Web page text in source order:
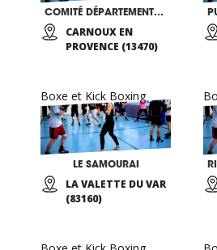
COMITÉ DÉPARTEMENTAL 13 DE BOXE FRANÇAISE
CARNOUX EN
PROVENCE (13470)
Boxe et Kick Boxing
LE SAMOURAI
LA VALETTE DU VAR
(83160)